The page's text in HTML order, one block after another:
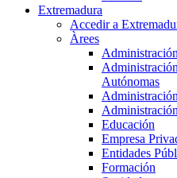
Extremadura
Accedir a
Àrees
Autónomas
Educación
Empresa
Entidades
Formación